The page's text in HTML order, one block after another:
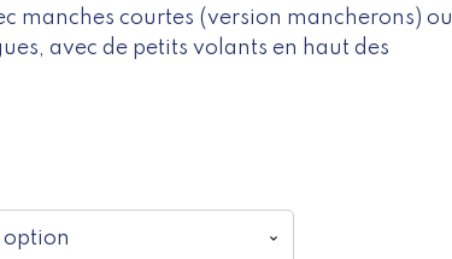
manches courtes (version mancherons) ou
avec de petits volants en haut des